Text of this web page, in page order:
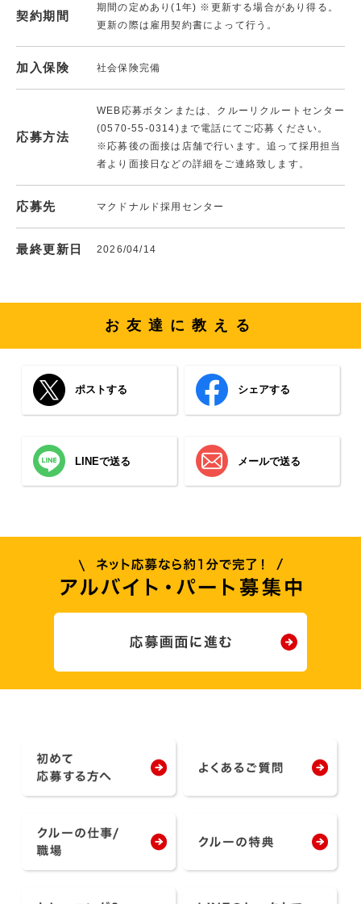
契約期間
期間の定めあり(1年) ※更新する場合があり得る。
更新の際は雇用契約書によって行う。
加入保険 社会保険完備
応募方法
WEB応募ボタンまたは、クルーリクルートセンター
(0570-55-0314)まで電話にてご応募ください。
※応募後の面接は店舗で行います。追って採用担当
者より面接日などの詳細をご連絡致します。
応募先 マクドナルド採用センター
最終更新日 2026/04/14
お友達に教える
ポストする シェアする
LINEで送る メールで送る